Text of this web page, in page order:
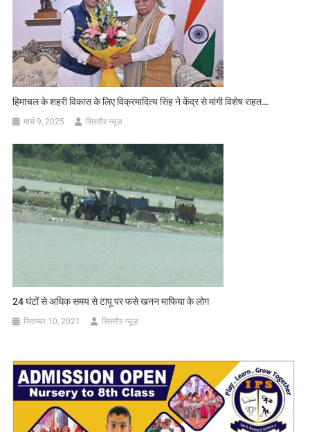
हिमाचल के शहरी विकास के लिए विक्रमादित्य सिंह ने केंद्र से मांगी विशेष राहत…
मार्च 9, 2025 सिरमौर न्यूज़
24 घंटों से अधिक समय से टापू पर फसे खनन माफिया के लोग
सितम्बर 10, 2021 सिरमौर न्यूज़